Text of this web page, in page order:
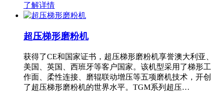
了解详情
超压梯形磨粉机
获得了CE和国家证书，超压梯形磨粉机享誉澳大利亚、
美国、英国、西班牙等客户国家。该机型采用了梯形工
作面、柔性连接、磨辊联动增压等五项磨机技术，开创
了超压梯形磨粉机的世界水平。TGM系列超压…